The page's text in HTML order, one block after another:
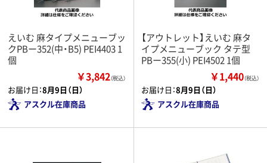
えいむ 麻タイプメニューブッ
クPBー352(中・B5) PEI4403 1
個
￥3,842（税込）
お届け日：8月9日（日）
アスクル在庫商品
【アウトレット】えいむ 麻タ
イプメニューブック タテ型
PBー355(小) PEI4502 1個
￥1,440（税込）
お届け日：8月9日（日）
アスクル在庫商品